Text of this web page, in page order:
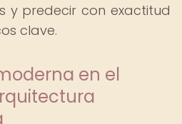
y predecir con exactitud
clave.
en el